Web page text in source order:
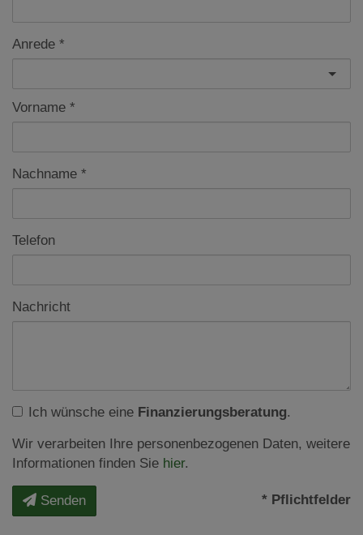
Anrede
Vorname
Nachname
Telefon
Nachricht
Ich wünsche eine Finanzierungsberatung.
Wir verarbeiten Ihre personenbezogenen Daten, weitere
Informationen finden Sie hier.
Senden * Pflichtfelder